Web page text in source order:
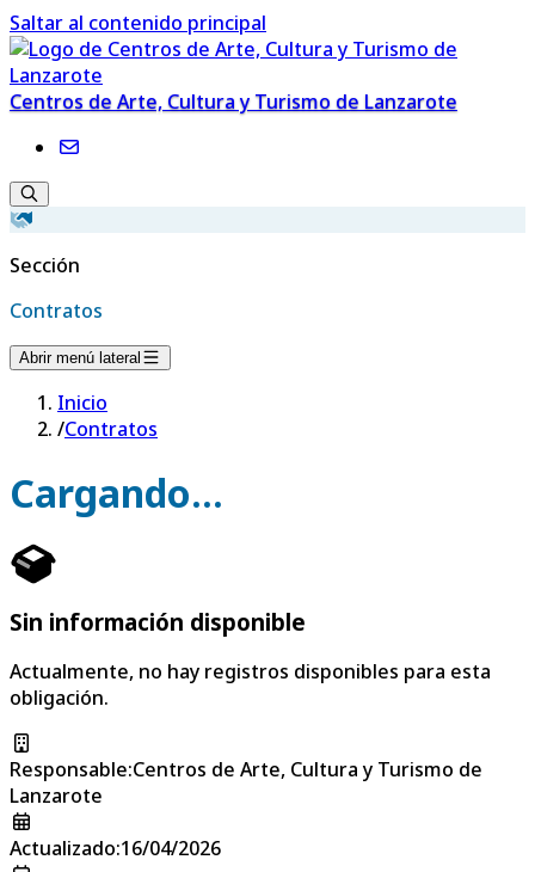
Saltar al contenido principal
Centros de Arte, Cultura y Turismo de Lanzarote
Sección
Contratos
Abrir menú lateral
Inicio
/Contratos
Cargando...
Sin información disponible
Actualmente, no hay registros disponibles para esta
obligación.
Responsable:Centros de Arte, Cultura y Turismo de
Lanzarote
Actualizado:16/04/2026